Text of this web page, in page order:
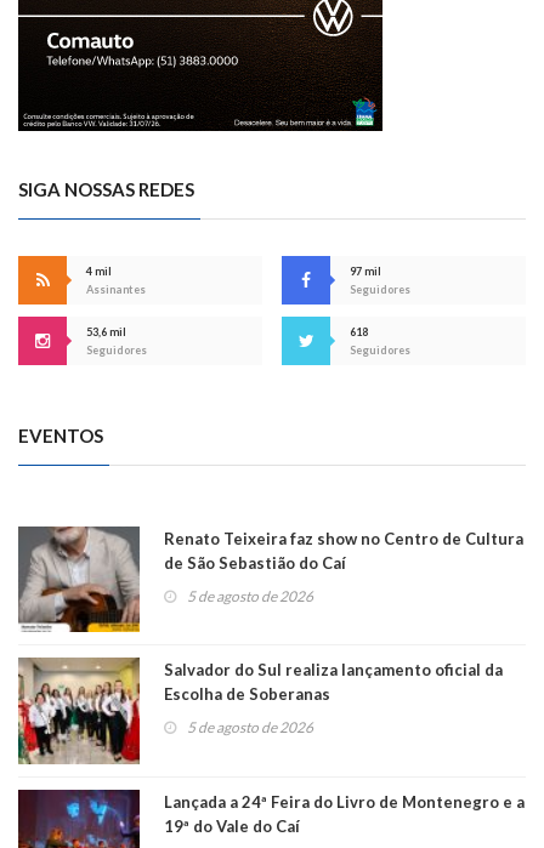
SIGA NOSSAS REDES
4 mil
Assinantes
97 mil
Seguidores
53,6 mil
Seguidores
618
Seguidores
EVENTOS
Renato Teixeira faz show no Centro de Cultura
de São Sebastião do Caí
5 de agosto de 2026
Salvador do Sul realiza lançamento oficial da
Escolha de Soberanas
5 de agosto de 2026
Lançada a 24ª Feira do Livro de Montenegro e a
19ª do Vale do Caí